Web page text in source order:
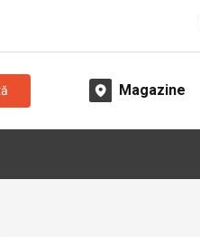
Magazine